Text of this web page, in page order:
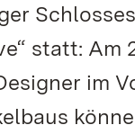
statt: Am
im